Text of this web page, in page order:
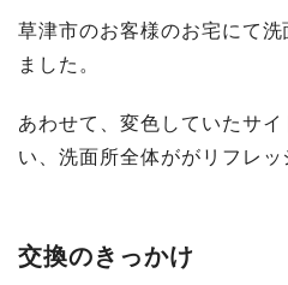
草津市のお客様のお宅にて
ました。
あわせて、変色していたサ
い、洗面所全体ががリフレッ
交換の​きっかけ